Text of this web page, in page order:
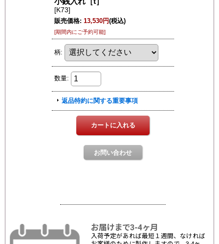
お届けまで3-4ヶ月
入荷予定があれば最短１週間、なければ